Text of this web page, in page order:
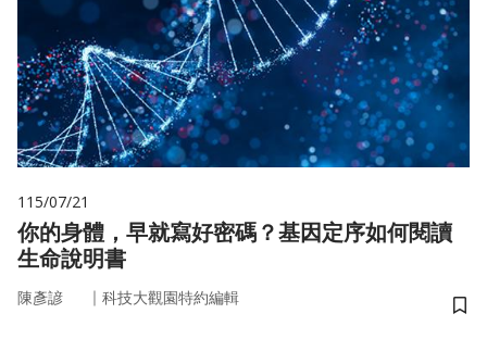
115/07/21
你的身體，早就寫好密碼？基因定序如何閱讀
生命說明書
陳彥諺 ｜ 科技大觀園特約編輯
儲